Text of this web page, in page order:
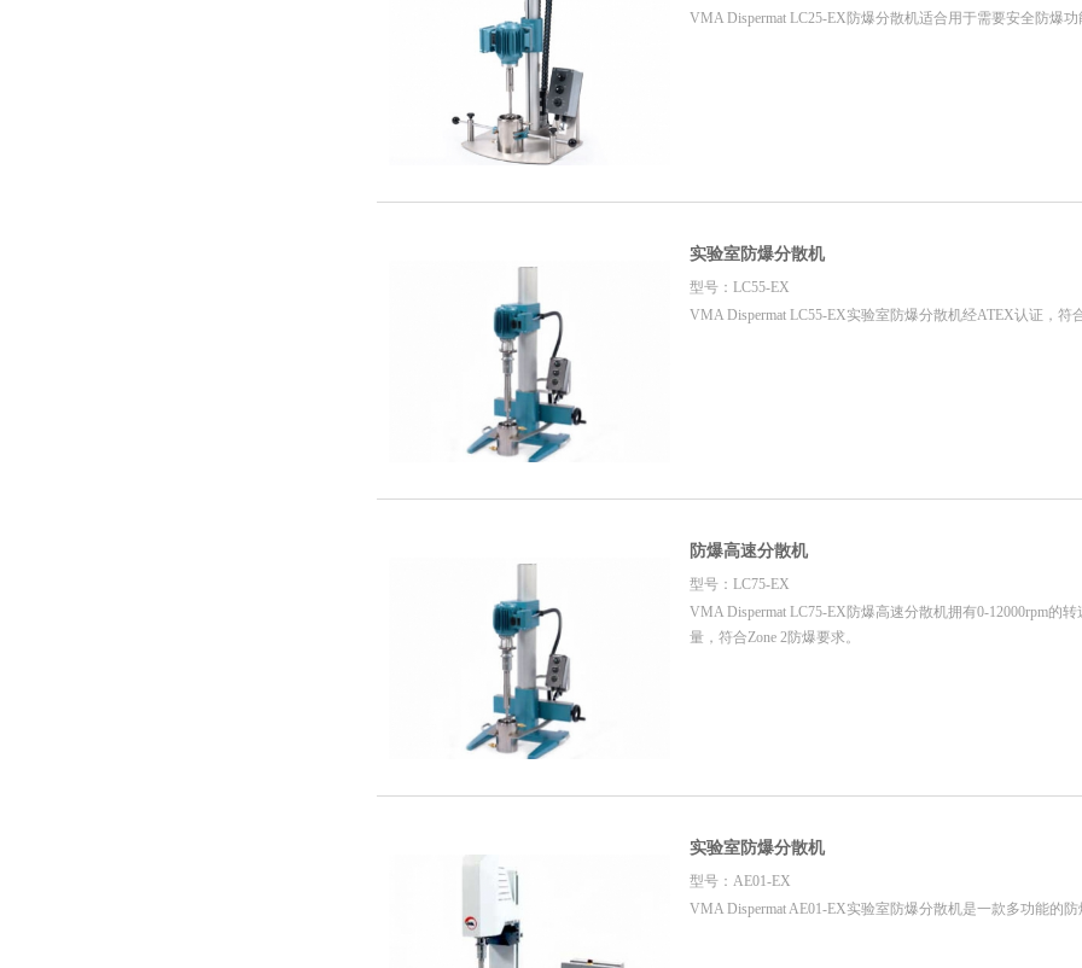
VMA Dispermat LC25-EX防爆分散机适合用于需要安全防爆功
实验室防爆分散机
型号：LC55-EX
VMA Dispermat LC55-EX实验室防爆分散机经ATEX认证，符
防爆高速分散机
型号：LC75-EX
VMA Dispermat LC75-EX防爆高速分散机拥有0-12000rpm的
量，符合Zone 2防爆要求。
实验室防爆分散机
型号：AE01-EX
VMA Dispermat AE01-EX实验室防爆分散机是一款多功能的防